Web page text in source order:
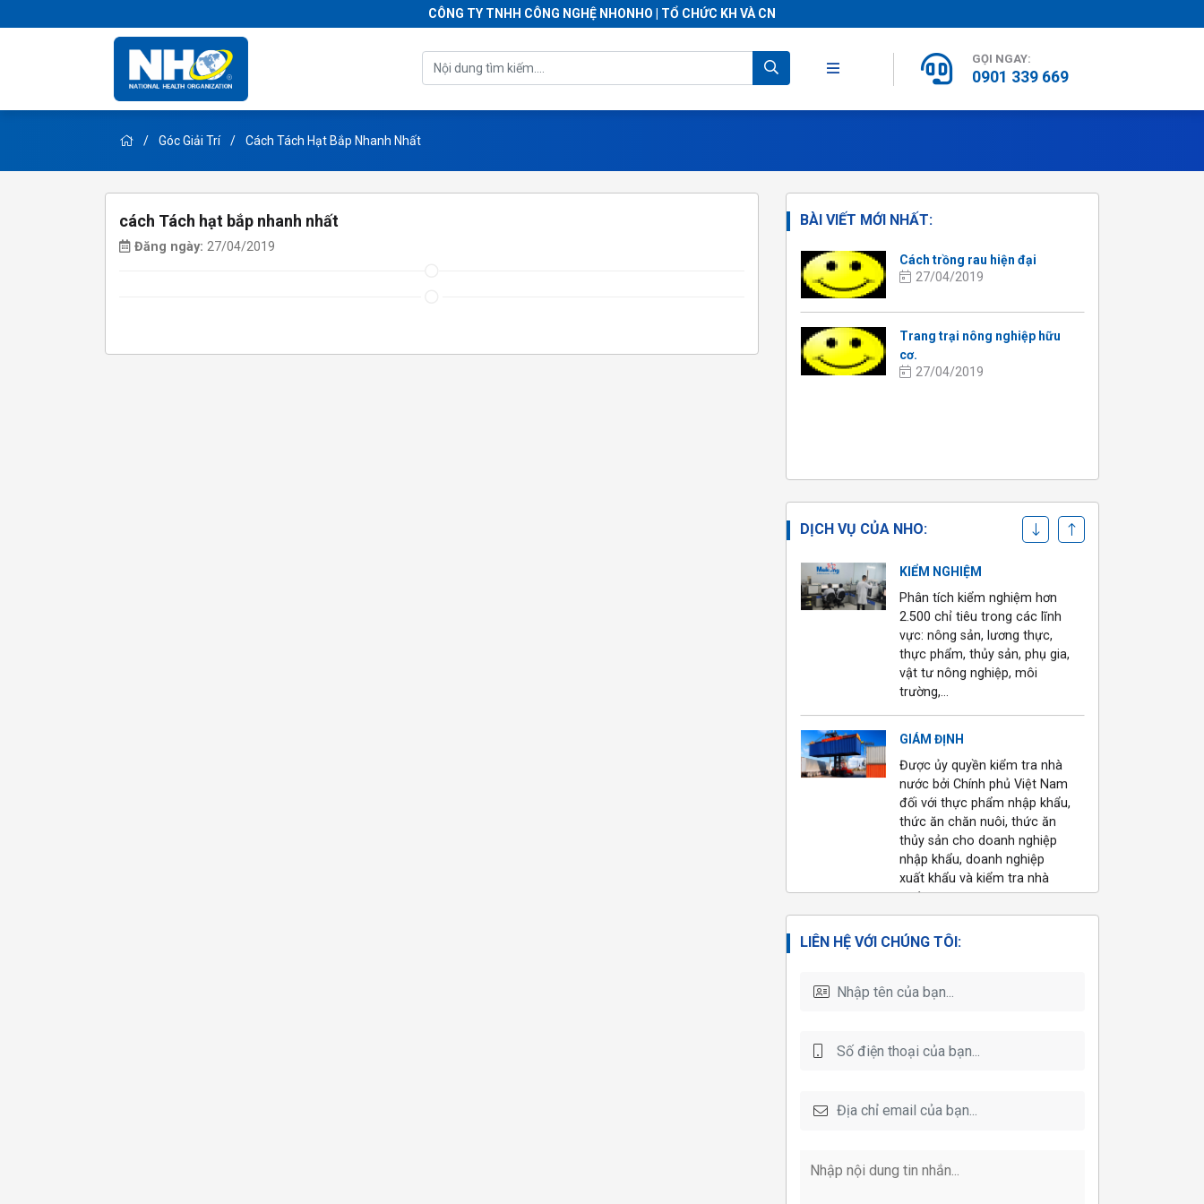
CÔNG TY TNHH CÔNG NGHỆ NHONHO | TỔ CHỨC KH VÀ CN
GỌI NGAY:
0901 339 669
Góc Giải Trí Cách Tách Hạt Bắp Nhanh Nhất
cách Tách hạt bắp nhanh nhất
Đăng ngày: 27/04/2019
BÀI VIẾT MỚI NHẤT:
Cách trồng rau hiện đại
27/04/2019
Trang trại nông nghiệp hữu
cơ.
27/04/2019
DỊCH VỤ CỦA NHO:
Chứng nhận hơn 36 tiêu
chuẩn trong và ngoài nước
cho trang trại và nhà máy
KIỂM NGHIỆM
Phân tích kiểm nghiệm hơn
2.500 chỉ tiêu trong các lĩnh
vực: nông sản, lương thực,
thực phẩm, thủy sản, phụ gia,
vật tư nông nghiệp, môi
trường,…
GIÁM ĐỊNH
Được ủy quyền kiểm tra nhà
nước bởi Chính phủ Việt Nam
đối với thực phẩm nhập khẩu,
thức ăn chăn nuôi, thức ăn
thủy sản cho doanh nghiệp
nhập khẩu, doanh nghiệp
xuất khẩu và kiểm tra nhà
nước
KHOA HỌC CÔNG NGHỆ
án KH&CN trong các lĩnh vực
QUAN TRẮC MÔI TRƯỜNG
định kỳ và quan trắc môi
LIÊN HỆ VỚI CHÚNG TÔI: